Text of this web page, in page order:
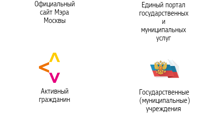
Официальный
сайт Мэра
Москвы
Единый портал
государственных
и
муниципальных
услуг
Активный
гражданин
Государственные
(муниципальные)
учреждения